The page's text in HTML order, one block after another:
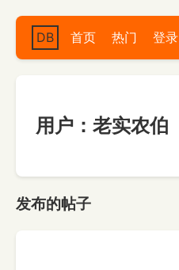
DB 首页 热门 登录
用户：老实农伯
发布的帖子